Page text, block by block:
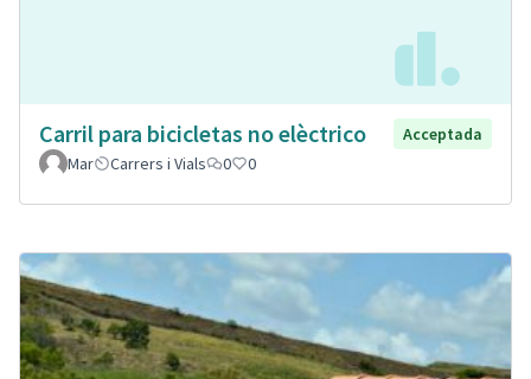
Carril para bicicletas no elèctrico
Acceptada
Mar
Carrers i Vials 0 0